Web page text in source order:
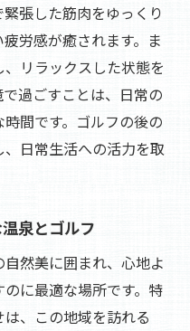
張した筋肉をゆっくり
労感が癒されます。ま
リラックスした状態を
過ごすことは、日常の
間です。ゴルフの後の
日常生活への活力を取
泉とゴルフ
然美に囲まれ、心地よ
に最適な場所です。特
、この地域を訪れる